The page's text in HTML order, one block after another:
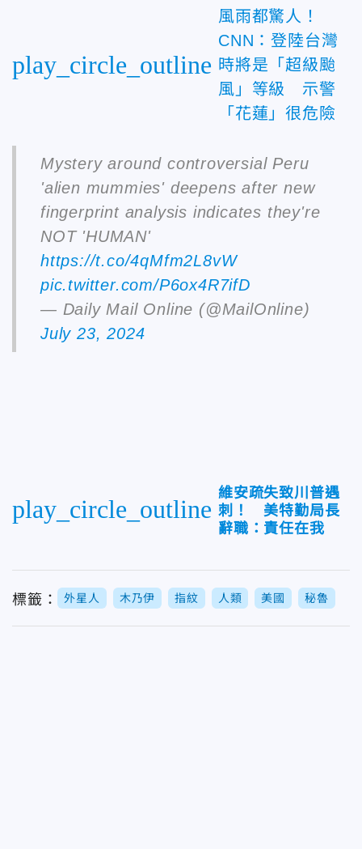
play_circle_outline
風雨都驚人！
CNN：登陸台灣
時將是「超級颱
風」等級 示警
「花蓮」很危險
Mystery around controversial Peru
'alien mummies' deepens after new
fingerprint analysis indicates they're
NOT 'HUMAN'
https://t.co/4qMfm2L8vW
pic.twitter.com/P6ox4R7ifD
— Daily Mail Online (@MailOnline)
July 23, 2024
play_circle_outline
維安疏失致川普遇
刺！ 美特勤局長
辭職：責任在我
標籤： 外星人 木乃伊 指紋 人類 美國 秘魯